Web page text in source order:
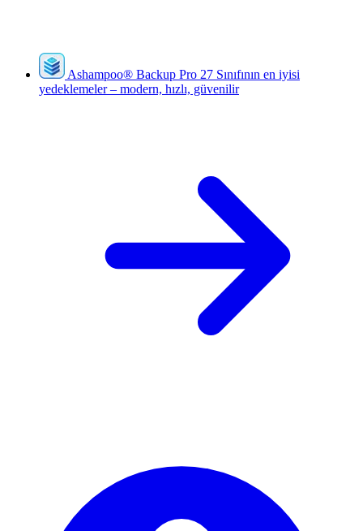
Ashampoo® Backup Pro 27 Sınıfının en iyisi
yedeklemeler – modern, hızlı, güvenilir